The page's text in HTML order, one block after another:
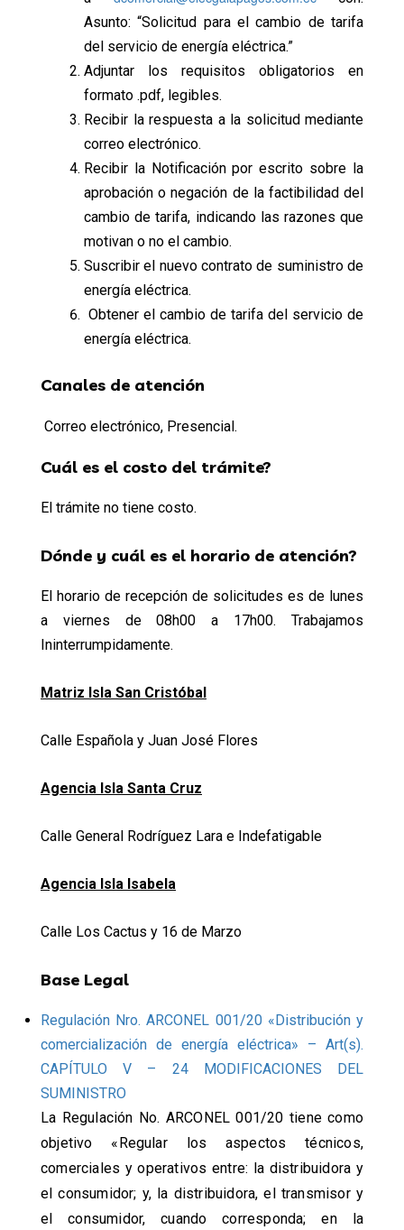
Asunto: “Solicitud para el cambio de tarifa
del servicio de energía eléctrica.”
Adjuntar los requisitos obligatorios en
formato .pdf, legibles.
Recibir la respuesta a la solicitud mediante
correo electrónico.
Recibir la Notificación por escrito sobre la
aprobación o negación de la factibilidad del
cambio de tarifa, indicando las razones que
motivan o no el cambio.
Suscribir el nuevo contrato de suministro de
energía eléctrica.
Obtener el cambio de tarifa del servicio de
energía eléctrica.
Canales de atención
Correo electrónico, Presencial.
Cuál es el costo del trámite?
El trámite no tiene costo.
Dónde y cuál es el horario de atención?
El horario de recepción de solicitudes es de lunes
a viernes de 08h00 a 17h00. Trabajamos
Ininterrumpidamente.
Matriz Isla San Cristóbal
Calle Española y Juan José Flores
Agencia Isla Santa Cruz
Calle General Rodríguez Lara e Indefatigable
Agencia Isla Isabela
Calle Los Cactus y 16 de Marzo
Base Legal
Regulación Nro. ARCONEL 001/20 «Distribución y
comercialización de energía eléctrica» – Art(s).
CAPÍTULO V – 24 MODIFICACIONES DEL
SUMINISTRO
La Regulación No. ARCONEL 001/20 tiene como
objetivo «Regular los aspectos técnicos,
comerciales y operativos entre: la distribuidora y
el consumidor; y, la distribuidora, el transmisor y
el consumidor, cuando corresponda; en la